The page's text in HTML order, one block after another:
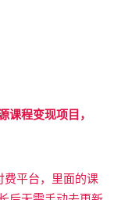
课程变现项目，
费平台，里面的课